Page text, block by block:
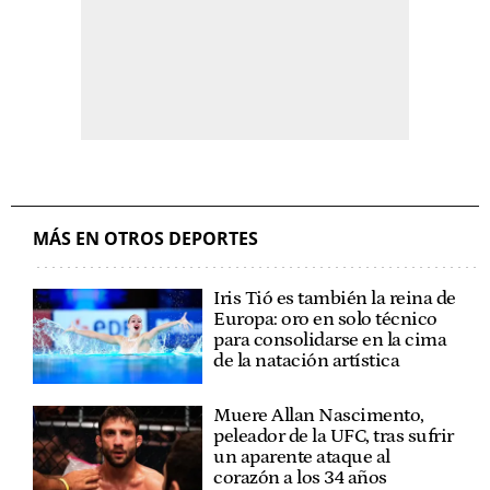
MÁS EN OTROS DEPORTES
Iris Tió es también la reina de
Europa: oro en solo técnico
para consolidarse en la cima
de la natación artística
Muere Allan Nascimento,
peleador de la UFC, tras sufrir
un aparente ataque al
corazón a los 34 años